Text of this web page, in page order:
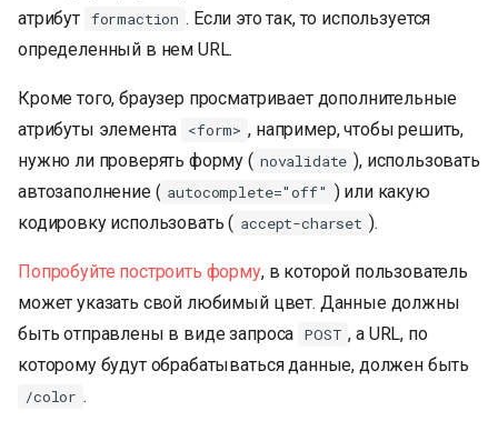
атрибут formaction . Если это так, то используется
определенный в нем URL.
Кроме того, браузер просматривает дополнительные
атрибуты элемента
<form> , например, чтобы решить,
нужно ли проверять форму ( novalidate ), использовать
автозаполнение ( autocomplete="off" ) или какую
кодировку использовать ( accept-charset ).
Попробуйте построить форму, в которой пользователь
может указать свой любимый цвет. Данные должны
быть отправлены в виде запроса POST , а URL, по
которому будут обрабатываться данные, должен быть
/color .